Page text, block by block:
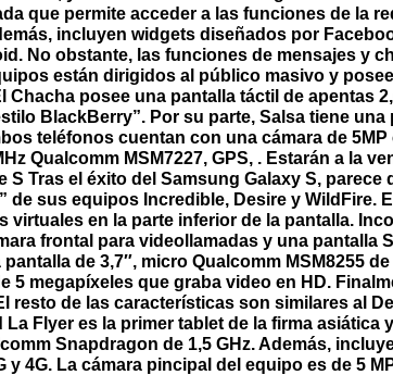
que permite acceder a las funciones de la
incluyen widgets diseñados por
No obstante, las funciones de mensajes y
están dirigidos al público masivo y
posee una pantalla táctil de apentas
BlackBerry”. Por su parte, Salsa tiene una
teléfonos cuentan con una cámara de 5MP
Qualcomm MSM7227, GPS, . Estarán a la
Tras el éxito del Samsung Galaxy S, parece
sus equipos Incredible, Desire y WildFire.
en la parte inferior de la pantalla.
frontal para videollamadas y una pantalla
de 3,7″, micro Qualcomm MSM8255 de
5 megapíxeles que graba video en HD.
resto de las características son similares al
Flyer es la primer tablet de la firma asiática
Snapdragon de 1,5 GHz. Además,
4G. La cámara pincipal del equipo es de 5